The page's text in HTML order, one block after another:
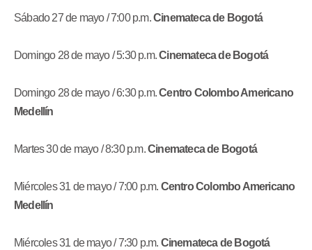
Sábado 27 de mayo / 7:00 p.m.Cinemateca de Bogotá
Domingo 28 de mayo / 5:30 p.m.Cinemateca de Bogotá
Domingo 28 de mayo / 6:30 p.m.Centro Colombo Americano
Medellín
Martes 30 de mayo / 8:30 p.m.Cinemateca de Bogotá
Miércoles 31 de mayo / 7:00 p.m. Centro Colombo Americano
Medellín
Miércoles 31 de mayo / 7:30 p.m. Cinemateca de Bogotá